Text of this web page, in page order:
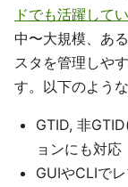
ドでも活躍して
中〜大規模、あ
スタを管理しや
す。以下のよう
GTID, 非
ョンにも対応
GUIやCLIで